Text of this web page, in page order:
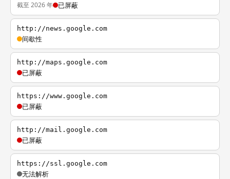
截至 2026 年 已屏蔽
http://news.google.com
间歇性
http://maps.google.com
已屏蔽
https://www.google.com
已屏蔽
http://mail.google.com
已屏蔽
https://ssl.google.com
无法解析